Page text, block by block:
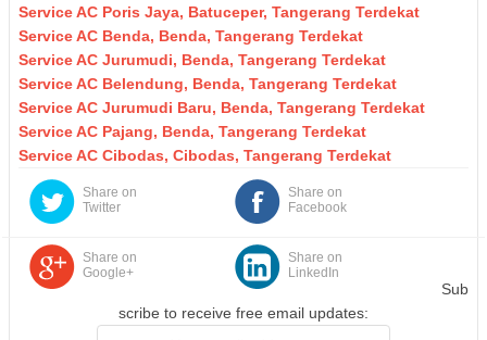
Service AC Poris Jaya, Batuceper, Tangerang Terdekat
Service AC Benda, Benda, Tangerang Terdekat
Service AC Jurumudi, Benda, Tangerang Terdekat
Service AC Belendung, Benda, Tangerang Terdekat
Service AC Jurumudi Baru, Benda, Tangerang Terdekat
Service AC Pajang, Benda, Tangerang Terdekat
Service AC Cibodas, Cibodas, Tangerang Terdekat
Share on
Facebook
Share on
Twitter
Share on
Google+
Share on
LinkedIn
Sub
scribe to receive free email updates: